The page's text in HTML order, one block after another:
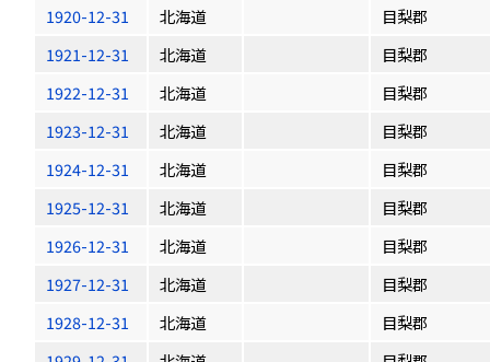
1920-12-31
北海道
目梨郡
1921-12-31
北海道
目梨郡
1922-12-31
北海道
目梨郡
1923-12-31
北海道
目梨郡
1924-12-31
北海道
目梨郡
1925-12-31
北海道
目梨郡
1926-12-31
北海道
目梨郡
1927-12-31
北海道
目梨郡
1928-12-31
北海道
目梨郡